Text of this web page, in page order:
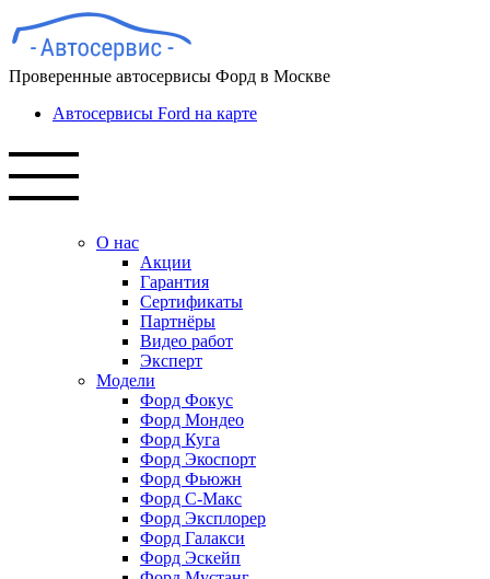
Проверенные автосервисы Форд в Москве
Автосервисы Ford на карте
О нас
Акции
Гарантия
Сертификаты
Партнёры
Видео работ
Эксперт
Модели
Форд Фокус
Форд Мондео
Форд Куга
Форд Экоспорт
Форд Фьюжн
Форд С-Макс
Форд Эксплорер
Форд Галакси
Форд Эскейп